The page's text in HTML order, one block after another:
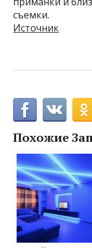
съемки.
Источник
Похожие